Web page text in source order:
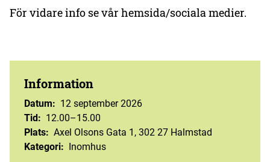
För vidare info se vår hemsida/sociala medier.
Information
Datum: 12 september 2026
Tid: 12.00–15.00
Plats: Axel Olsons Gata 1, 302 27 Halmstad
Kategori: Inomhus